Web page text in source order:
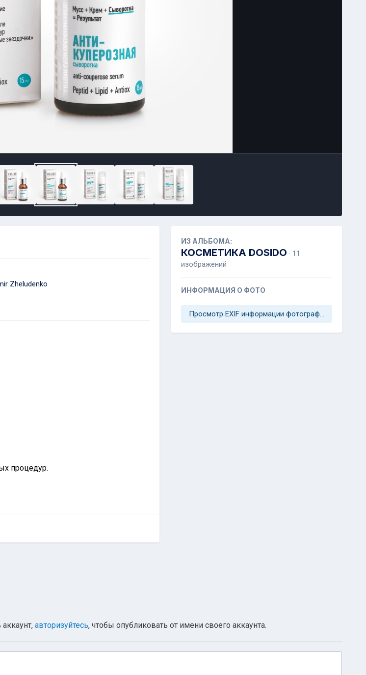
Zheludenko
процедур.
ИЗ АЛЬБОМА:
КОСМЕТИКА DOSIDO · 11
изображений
ИНФОРМАЦИЯ О ФОТО
Просмотр EXIF информации фотографии
авторизуйтесь, чтобы опубликовать от имени своего аккаунта.